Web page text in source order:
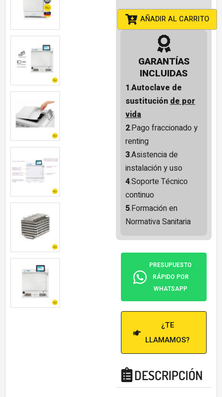
AÑADIR AL CARRITO
GARANTÍAS
INCLUIDAS
1.Autoclave de
sustituciónde por
vida
2.Pago fraccionado y
renting
3.Asistencia de
instalación y uso
4.Soporte Técnico
continuo
5.Formación en
Normativa Sanitaria
PRESUPUESTO
RÁPIDO POR
WHATSAPP
¿TE
LLAMAMOS?
DESCRIPCIÓN